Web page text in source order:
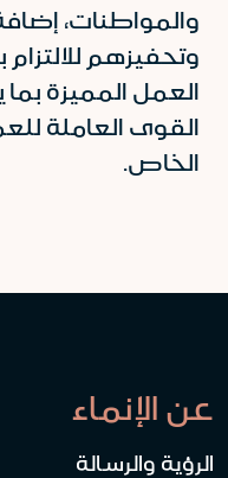
والمواطنات،
وتحفيزهم
العمل المميزة
القوى العاملة
الخاص.
عن الإنماء
الرؤية والرسالة